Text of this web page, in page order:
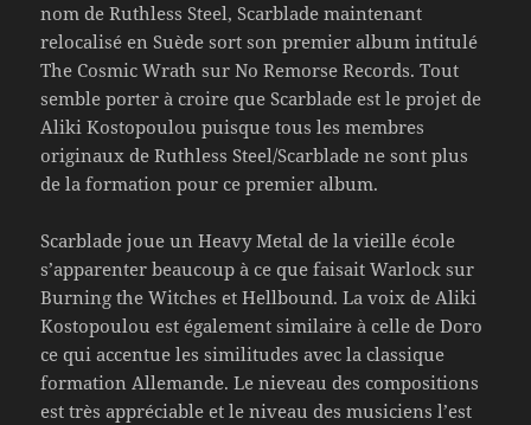
nom de Ruthless Steel, Scarblade maintenant
relocalisé en Suède sort son premier album intitulé
The Cosmic Wrath sur No Remorse Records. Tout
semble porter à croire que Scarblade est le projet de
Aliki Kostopoulou puisque tous les membres
originaux de Ruthless Steel/Scarblade ne sont plus
de la formation pour ce premier album.
Scarblade joue un Heavy Metal de la vieille école
s’apparenter beaucoup à ce que faisait Warlock sur
Burning the Witches et Hellbound. La voix de Aliki
Kostopoulou est également similaire à celle de Doro
ce qui accentue les similitudes avec la classique
formation Allemande. Le nieveau des compositions
est très appréciable et le niveau des musiciens l’est